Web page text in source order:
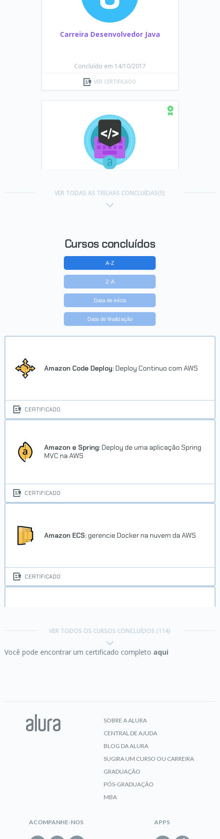
Carreira Desenvolvedor Java
Concluído em 14/10/2017
VER CERTIFICADO
JavaScript
Carreira Agilista
VER TODAS AS TRILHAS CONCLUÍDAS(5)
Cursos concluídos
A-Z
Z-A
Data de início
Data de finalização
Amazon Code Deploy: Deploy Continuo com AWS
CERTIFICADO
Amazon e Spring: Deploy de uma aplicação Spring
MVC na AWS
CERTIFICADO
Amazon ECS: gerencie Docker na nuvem da AWS
CERTIFICADO
evoluindo a aplicação
VER TODOS OS CURSOS CONCLUÍDOS (114)
Você pode encontrar um certificado completo aqui
SOBRE A ALURA
CENTRAL DE AJUDA
BLOG DA ALURA
SUGIRA UM CURSO OU CARREIRA
GRADUAÇÃO
PÓS-GRADUAÇÃO
MBA
ACOMPANHE-NOS APPS